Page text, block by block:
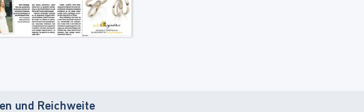
und Reichweite